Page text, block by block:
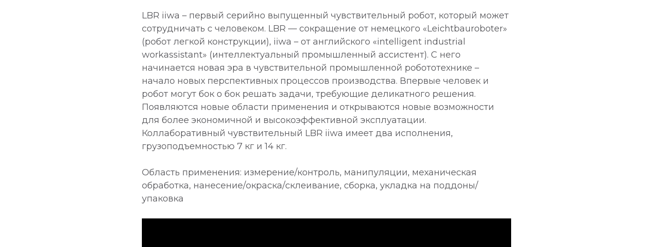
LBR iiwa – первый серийно выпущенный чувствительный робот, который может
сотрудничать с человеком. LBR — сокращение от немецкого «Leichtbauroboter»
(робот легкой конструкции), iiwa – от английского «intelligent industrial
workassistant» (интеллектуальный промышленный ассистент). С него
начинается новая эра в чувствительной промышленной робототехнике –
начало новых перспективных процессов производства. Впервые человек и
робот могут бок о бок решать задачи, требующие деликатного решения.
Появляются новые области применения и открываются новые возможности
для более экономичной и высокоэффективной эксплуатации.
Коллаборативный чувствительный LBR iiwa имеет два исполнения,
грузоподъемностью 7 кг и 14 кг.
Область применения: измерение/контроль, манипуляции, механическая
обработка, нанесение/окраска/склеивание, сборка, укладка на поддоны/
упаковка